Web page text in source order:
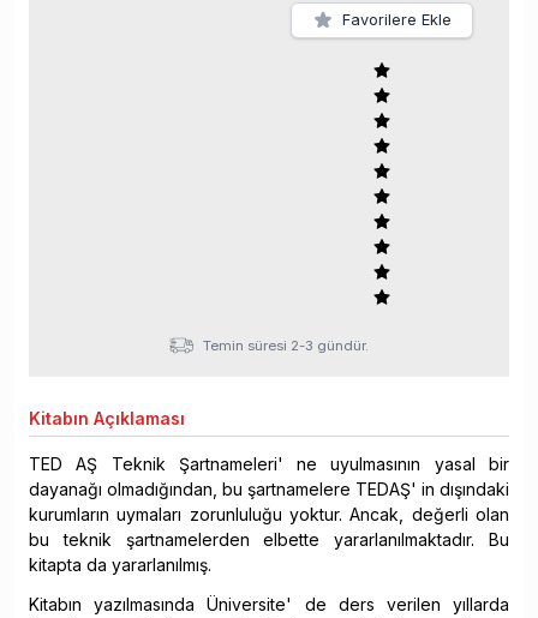
Favorilere Ekle
Temin süresi 2-3 gündür.
Kitabın Açıklaması
TED AŞ Teknik Şartnameleri' ne uyulmasının yasal bir
dayanağı olmadığından, bu şartnamelere TEDAŞ' in dışındaki
kurumların uymaları zorunluluğu yoktur. Ancak, değerli olan
bu teknik şartnamelerden elbette yararlanılmaktadır. Bu
kitapta da yararlanılmış.
Kitabın yazılmasında Üniversite' de ders verilen yıllarda